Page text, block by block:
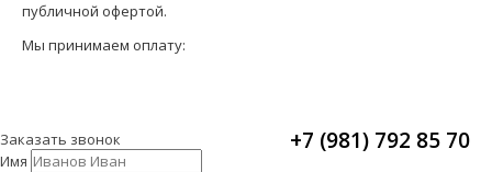
публичной офертой.
Мы принимаем оплату:
+7 (981) 792 85 70
Заказать звонок
Имя